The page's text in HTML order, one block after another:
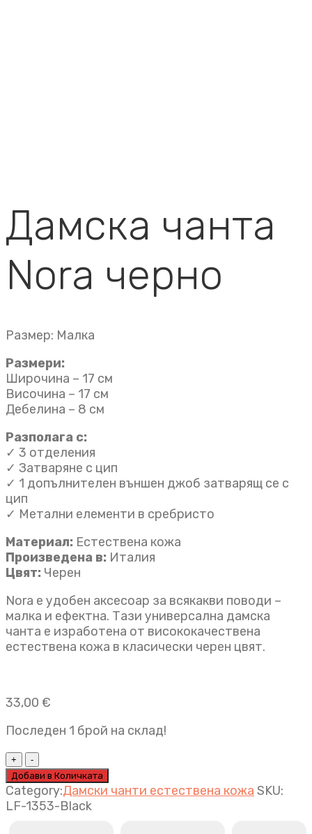
Дамска чанта
Nora черно
Размер: Малка
Размери:
Широчина – 17 см
Височина – 17 см
Дебелина – 8 см
Разполага с:
✓ 3 отделения
✓ Затваряне с цип
✓ 1 допълнителен външен джоб затварящ се с
цип
✓ Метални елементи в сребристо
Материал: Естествена кожа
Произведена в: Италия
Цвят: Черен
Nora е удобен аксесоар за всякакви поводи –
малка и ефектна. Тази универсална дамска
чанта e изработена от висококачествена
естествена кожа в класически черен цвят.
33,00 €
Последен 1 брой на склад!
Дамска
чанта
Nora
черно
Добави в Количката
Category:Дамски чанти естествена кожа SKU:
LF-1353-Black